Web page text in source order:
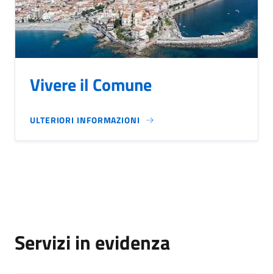
Vivere il Comune
ULTERIORI INFORMAZIONI
Servizi in evidenza